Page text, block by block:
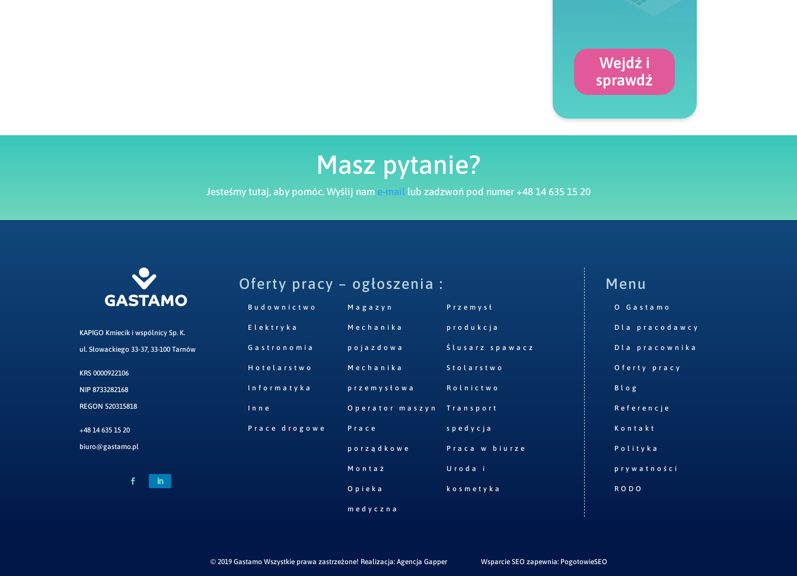
Wejdź i
sprawdź
Masz pytanie?
Jesteśmy tutaj, aby pomóc. Wyślij nam e-mail lub zadzwoń pod numer +48 14 635 15 20
KAPIGO Kmiecik i wspólnicy Sp. K.
ul. Słowackiego 33-37, 33-100 Tarnów
KRS 0000922106
NIP 8733282168
REGON 520315818
+48 14 635 15 20
biuro@gastamo.pl
Oferty pracy – ogłoszenia :
Budownictwo
Elektryka
Gastronomia
Hotelarstwo
Informatyka
Inne
Prace drogowe
Magazyn
Mechanika
pojazdowa
Mechanika
przemysłowa
Operator maszyn
Prace
porządkowe
Montaż
Opieka
medyczna
Przemysł
produkcja
Ślusarz spawacz
Stolarstwo
Rolnictwo
Transport
spedycja
Praca w biurze
Uroda i
kosmetyka
Menu
O Gastamo
Dla pracodawcy
Dla pracownika
Oferty pracy
Blog
Referencje
Kontakt
Polityka
prywatności
RODO
© 2019 Gastamo Wszystkie prawa zastrzeżone! Realizacja: Agencja Gapper Wsparcie SEO zapewnia: PogotowieSEO